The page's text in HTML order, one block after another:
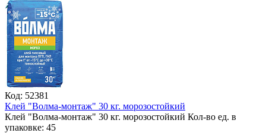
Код: 52381
Клей "Волма-монтаж" 30 кг. морозостойкий
Клей "Волма-монтаж" 30 кг. морозостойкий Кол-во ед. в
упаковке: 45